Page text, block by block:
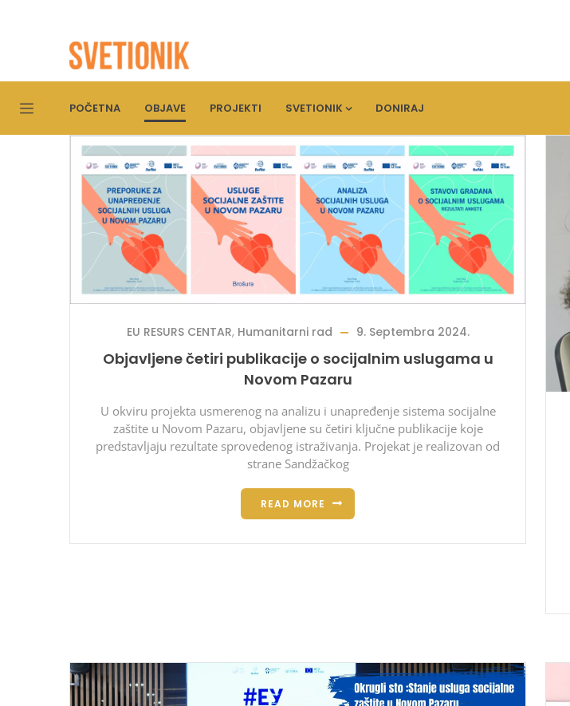
POČETNA OBJAVE PROJEKTI SVETIONIK DONIRAJ
EU RESURS CENTAR, Humanitarni rad 9. Septembra 2024.
Objavljene četiri publikacije o socijalnim uslugama u
Novom Pazaru
U okviru projekta usmerenog na analizu i unapređenje sistema socijalne
zaštite u Novom Pazaru, objavljene su četiri ključne publikacije koje
predstavljaju rezultate sprovedenog istraživanja. Projekat je realizovan od
strane Sandžačkog
READ MORE